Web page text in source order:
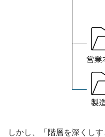
しかし、「階層を深くし